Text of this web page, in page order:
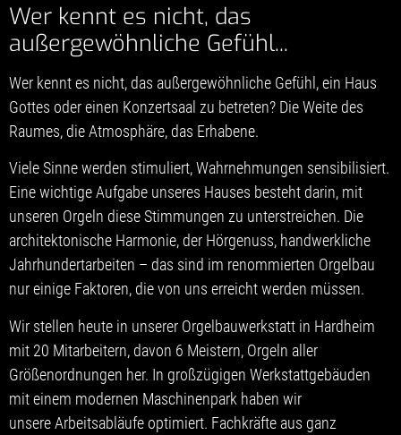
Wer kennt es nicht, das
außergewöhnliche Gefühl...
Wer kennt es nicht, das außergewöhnliche Gefühl, ein Haus
Gottes oder einen Konzertsaal zu betreten? Die Weite des
Raumes, die Atmosphäre, das Erhabene.
Viele Sinne werden stimuliert, Wahrnehmungen sensibilisiert.
Eine wichtige Aufgabe unseres Hauses besteht darin, mit
unseren Orgeln diese Stimmungen zu unterstreichen. Die
architektonische Harmonie, der Hörgenuss, handwerkliche
Jahrhundertarbeiten – das sind im renommierten Orgelbau
nur einige Faktoren, die von uns erreicht werden müssen.
Wir stellen heute in unserer Orgelbauwerkstatt in Hardheim
mit 20 Mitarbeitern, davon 6 Meistern, Orgeln aller
Größenordnungen her. In großzügigen Werkstattgebäuden
mit einem modernen Maschinenpark haben wir
unsere Arbeitsabläufe optimiert. Fachkräfte aus ganz